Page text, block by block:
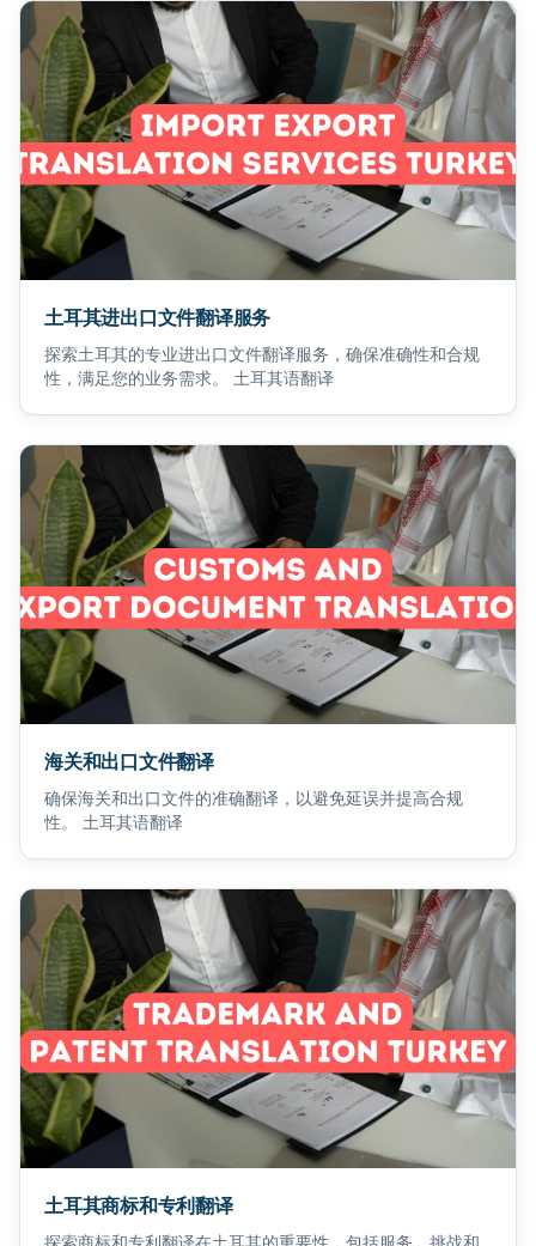
土耳其进出口文件翻译服务
探索土耳其的专业进出口文件翻译服务，确保准确性和合规
性，满足您的业务需求。 土耳其语翻译
海关和出口文件翻译
确保海关和出口文件的准确翻译，以避免延误并提高合规
性。 土耳其语翻译
土耳其商标和专利翻译
探索商标和专利翻译在土耳其的重要性，包括服务、挑战和